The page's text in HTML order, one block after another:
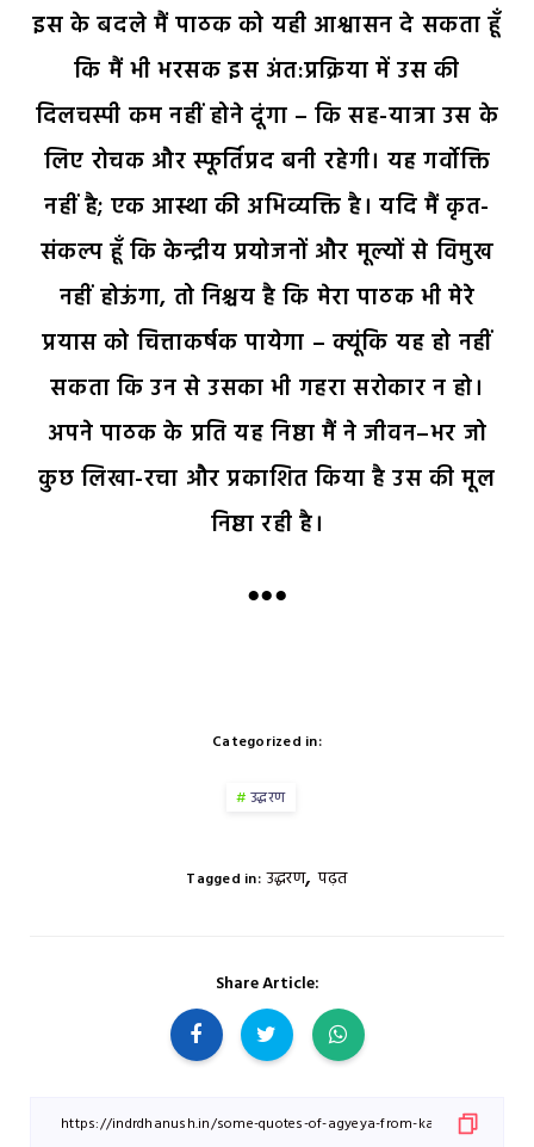
इस के बदले मैं पाठक को यही आश्वासन दे सकता हूँ
कि मैं भी भरसक इस अंत:प्रक्रिया में उस की
दिलचस्पी कम नहीं होने दूंगा – कि सह-यात्रा उस के
लिए रोचक और स्फूर्तिप्रद बनी रहेगी। यह गर्वोक्ति
नहीं है; एक आस्था की अभिव्यक्ति है। यदि मैं कृत-
संकल्प हूँ कि केन्द्रीय प्रयोजनों और मूल्यों से विमुख
नहीं होऊंगा, तो निश्चय है कि मेरा पाठक भी मेरे
प्रयास को चित्ताकर्षक पायेगा – क्यूंकि यह हो नहीं
सकता कि उन से उसका भी गहरा सरोकार न हो।
अपने पाठक के प्रति यह निष्ठा मैं ने जीवन–भर जो
कुछ लिखा-रचा और प्रकाशित किया है उस की मूल
निष्ठा रही है।
●●●
Categorized in:
उद्धरण
Tagged in: उद्धरण,पढ़त
Share Article: